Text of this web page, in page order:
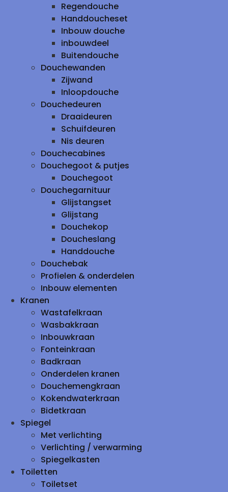
Regendouche
Handdoucheset
Inbouw douche
inbouwdeel
Buitendouche
Douchewanden
Zijwand
Inloopdouche
Douchedeuren
Draaideuren
Schuifdeuren
Nis deuren
Douchecabines
Douchegoot & putjes
Douchegoot
Douchegarnituur
Glijstangset
Glijstang
Douchekop
Doucheslang
Handdouche
Douchebak
Profielen & onderdelen
Inbouw elementen
Kranen
Wastafelkraan
Wasbakkraan
Inbouwkraan
Fonteinkraan
Badkraan
Onderdelen kranen
Douchemengkraan
Kokendwaterkraan
Bidetkraan
Spiegel
Met verlichting
Verlichting / verwarming
Spiegelkasten
Toiletten
Toiletset